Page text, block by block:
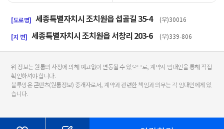
[도로명] 세종특별자치시 조치원읍 섭골길 35-4 (우)30016
[지 번] 세종특별자치시 조치원읍 서창리 203-6 (우)339-806
위 정보는 원룸의 사정에 의해 예고없이 변동될 수 있으므로, 계약시 임대인을 통해 직접
확인하셔야 합니다.
블루밍은 콘텐츠(원룸정보) 중개자로서, 계약과 관련한 책임과 의무는 각 임대인에게 있
습니다.